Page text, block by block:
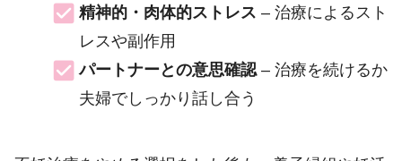
精神的・肉体的ストレス – 治療によるスト
レスや副作用
パートナーとの意思確認– 治療を続けるか
夫婦でしっかり話し合う